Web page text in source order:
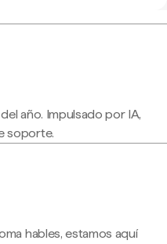
año. Impulsado por IA,
soporte.
hables, estamos aquí